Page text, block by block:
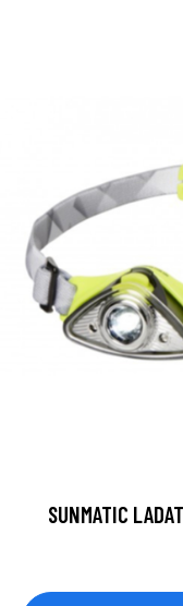
SUNMATIC